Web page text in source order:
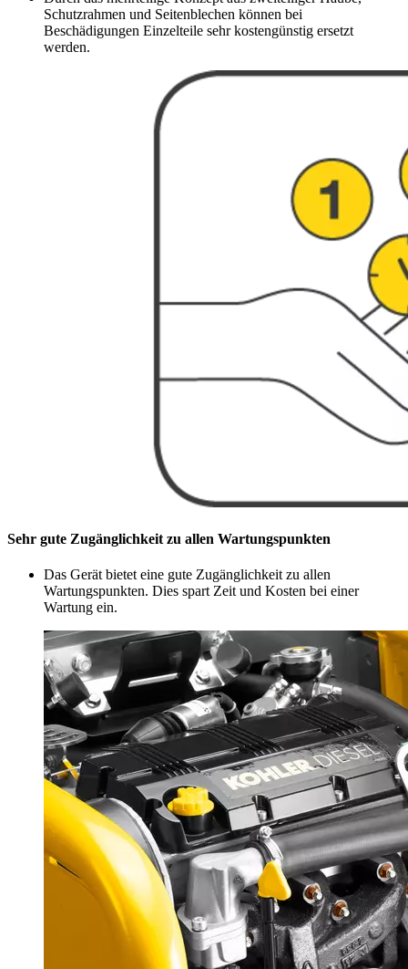
Schutzrahmen und Seitenblechen können bei
Beschädigungen Einzelteile sehr kostengünstig ersetzt
werden.
Sehr gute Zugänglichkeit zu allen Wartungspunkten
Das Gerät bietet eine gute Zugänglichkeit zu allen
Wartungspunkten. Dies spart Zeit und Kosten bei einer
Wartung ein.